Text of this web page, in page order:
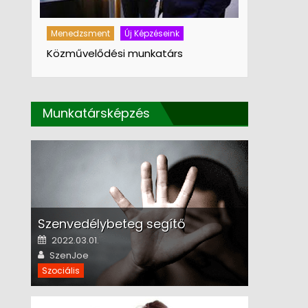
Menedzsment Új Képzéseink
Közművelődési munkatárs
Munkatársképzés
Szenvedélybeteg segítő
Posted on
2022.03.01.
Author
SzenJoe
Szociális